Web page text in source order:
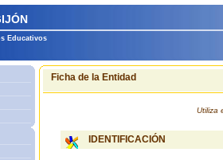
Educativos
Ficha de la Entidad
Utiliza
IDENTIFICACIÓN